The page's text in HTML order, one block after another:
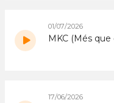
01/07/2026
MKC (Més
17/06/2026